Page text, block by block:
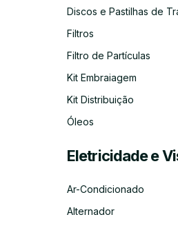
Discos e Pastilhas de
Filtros
Filtro de Partículas
Kit Embraiagem
Kit Distribuição
Óleos
Eletricidade e
Ar-Condicionado
Alternador
Rádios
Serviço
Recolha
e